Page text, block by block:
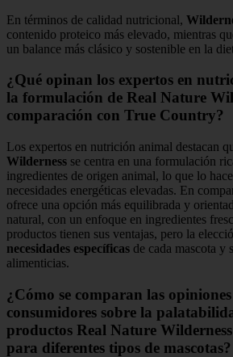
En términos de calidad nutricional,
contenido proteico más elevado, mientras
un balance más clásico y sostenible en la
¿Qué opinan los expertos en
la formulación de Real Nature
comparación con True Country?
Los expertos en nutrición animal destacan
Wilderness se centra en una formulación
ingredientes de origen animal, lo que lo
necesidades energéticas elevadas. En
ofrece una opción más equilibrada y
natural, con un enfoque en ingredientes
productos tienen sus ventajas, pero la
necesidades específicas de cada mascota y
alimenticias.
¿Cómo se comparan las
consumidores sobre la
productos Real Nature
para diferentes tipos de mascotas?